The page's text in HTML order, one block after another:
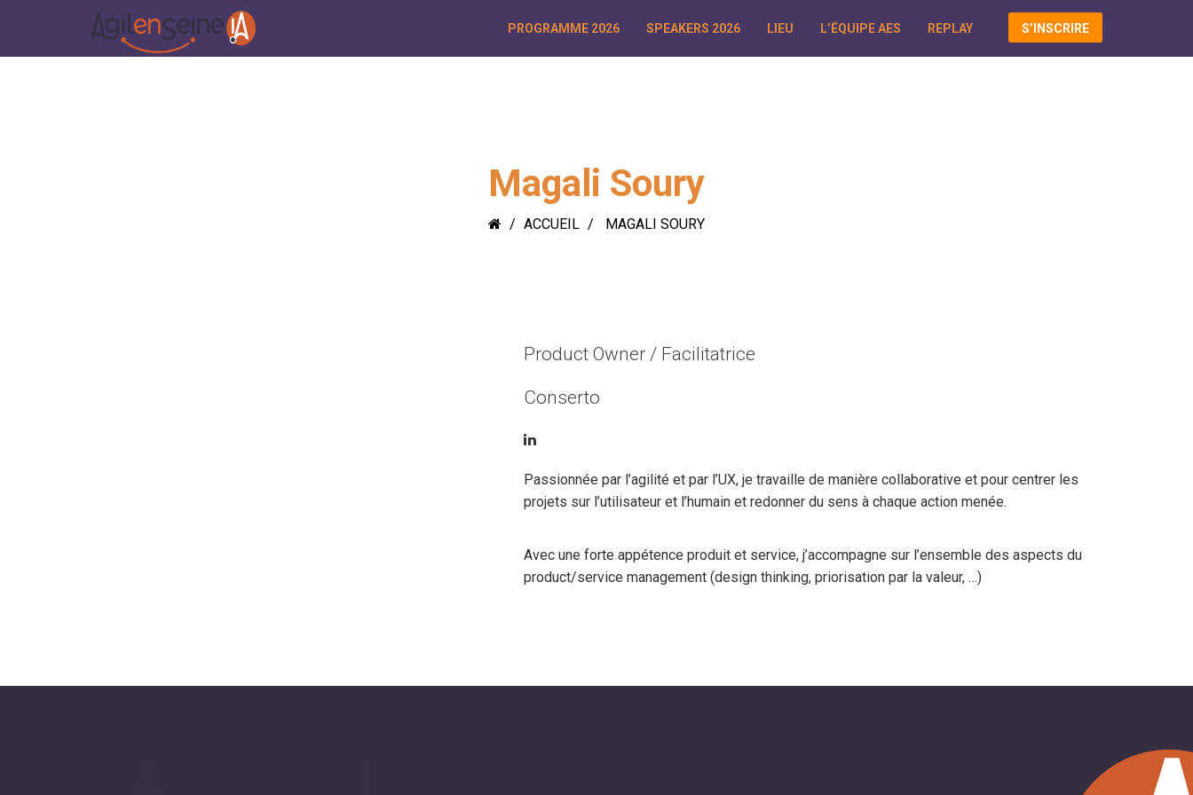
PROGRAMME 2026 SPEAKERS 2026 LIEU L’ÉQUIPE AES REPLAY S’INSCRIRE
Magali Soury
ACCUEIL MAGALI SOURY
Product Owner / Facilitatrice
Conserto
Passionnée par l’agilité et par l’UX, je travaille de manière collaborative et pour centrer les
projets sur l’utilisateur et l’humain et redonner du sens à chaque action menée.
Avec une forte appétence produit et service, j’accompagne sur l’ensemble des aspects du
product/service management (design thinking, priorisation par la valeur, …)